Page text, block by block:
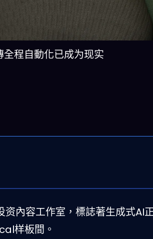
程自動化已成为现实
內容工作室，標誌著生成式AI
样板間。